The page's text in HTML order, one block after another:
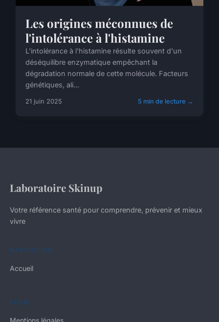
Les origines méconnues de
l'intolérance à l'histamine
L'intolérance à l'histamine résulte souvent d'un
déséquilibre enzymatique empêchant la
dégradation normale de cette molécule. Facteurs
génétiques, ali...
21 juin 2025 5 min de lecture →
Laboratoire Skinup
Votre référence santé pour comprendre, prévenir et mieux
vivre
NAVIGATION
Accueil
LÉGAL
Mentions légales